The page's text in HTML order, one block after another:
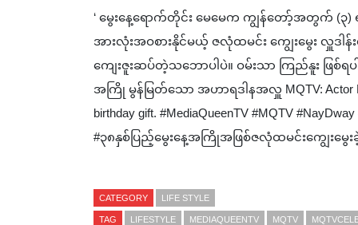
‘ မွေးနေ့ရောက်တိုင်း မေမေက ကျွန်တော့်အတွက် (
အားလုံးအဝစားနိုင်မယ့် ဇလုံထမင်း ကျွေးမွေး လှူဒါ
ကျေးဇူးဆပ်တဲ့သဘောပါပဲ။ ဝမ်းသာ ကြည်နူး ဖြစ်ရ
အကြို မွန်မြတ်သော အဟာရဒါနအလှူ MQTV: Actor Nay
birthday gift. #MediaQueenTV #MQTV
#၃၈နှစ်ပြည့်မွေးနေ့အကြိုအဖြစ်ဇလုံထမင်းကျွေးမွေး
CATEGORY LIFE STYLE
TAG LIFESTYLE MEDIAQUEENTV MQTV